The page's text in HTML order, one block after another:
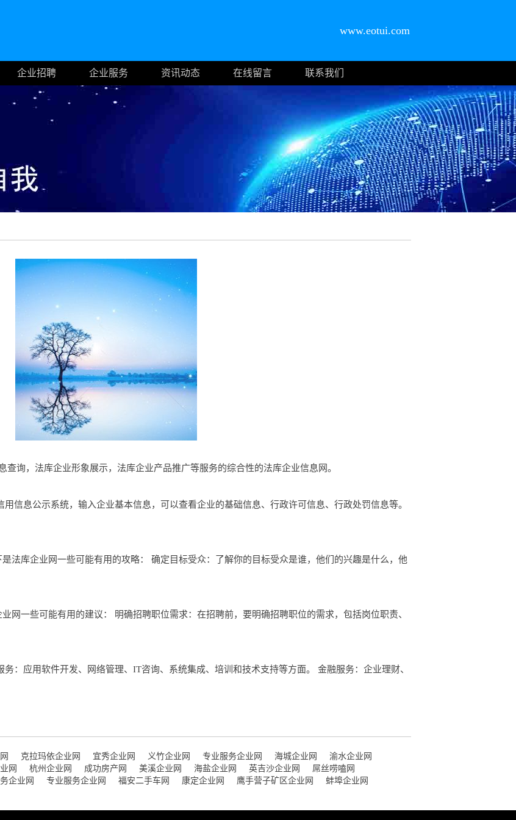
www.eotui.com
企业招聘 企业服务 资讯动态 在线留言 联系我们
查询，法库企业形象展示，法库企业产品推广等服务的综合性的法库企业信息网。
信息公示系统，输入企业基本信息，可以查看企业的基础信息、行政许可信息、行政处罚信息等。
法库企业网一些可能有用的攻略： 确定目标受众：了解你的目标受众是谁，他们的兴趣是什么，他
网一些可能有用的建议： 明确招聘职位需求：在招聘前，要明确招聘职位的需求，包括岗位职责、
：应用软件开发、网络管理、IT咨询、系统集成、培训和技术支持等方面。 金融服务：企业理财、
克拉玛依企业网 宜秀企业网 义竹企业网 专业服务企业网 海城企业网
渝水企业网
网 杭州企业网 成功房产网 美溪企业网 海盐企业网 英吉沙企业网
屌丝唠嗑网
企业网 专业服务企业网 福安二手车网 康定企业网 鹰手营子矿区企业网
蚌埠企业网